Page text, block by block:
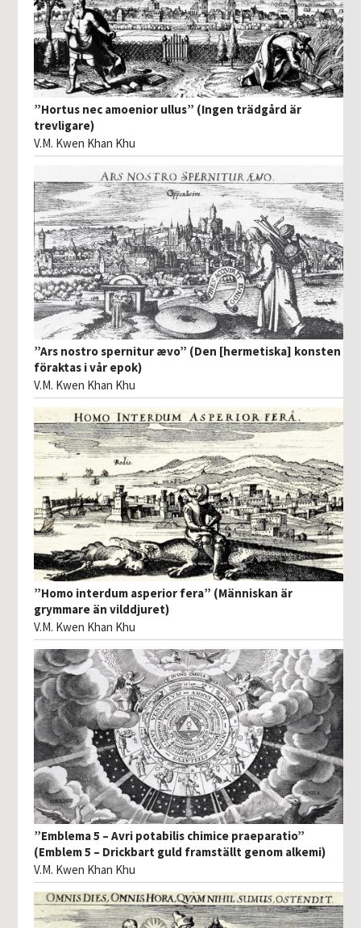
”Hortus nec amoenior ullus” (Ingen trädgård är
trevligare)
V.M. Kwen Khan Khu
”Ars nostro spernitur ævo” (Den [hermetiska] konsten
föraktas i vår epok)
V.M. Kwen Khan Khu
”Homo interdum asperior fera” (Människan är
grymmare än vilddjuret)
V.M. Kwen Khan Khu
”Emblema 5 – Avri potabilis chimice praeparatio”
(Emblem 5 – Drickbart guld framställt genom alkemi)
V.M. Kwen Khan Khu